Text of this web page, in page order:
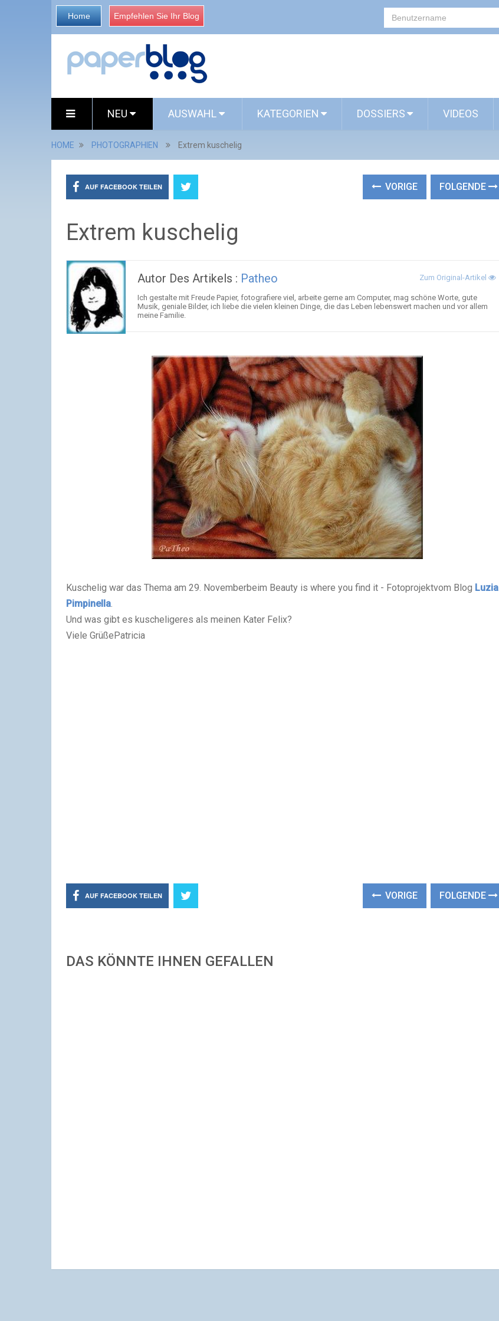
Home Empfehlen Sie Ihr Blog
NEU AUSWAHL KATEGORIEN DOSSIERS VIDEOS
HOME PHOTOGRAPHIEN Extrem kuschelig
AUF FACEBOOK TEILEN VORIGE FOLGENDE
Extrem kuschelig
Autor Des Artikels : Patheo Zum Original-Artikel
Ich gestalte mit Freude Papier, fotografiere viel, arbeite gerne am Computer, mag schöne Worte, gute
Musik, geniale Bilder, ich liebe die vielen kleinen Dinge, die das Leben lebenswert machen und vor allem
meine Familie.
Kuschelig war das Thema am 29. Novemberbeim Beauty is where you find it - Fotoprojektvom Blog Luzia
Pimpinella
Und was gibt es kuscheligeres als meinen Kater Felix?
Viele GrüßePatricia
AUF FACEBOOK TEILEN VORIGE FOLGENDE
DAS KÖNNTE IHNEN GEFALLEN